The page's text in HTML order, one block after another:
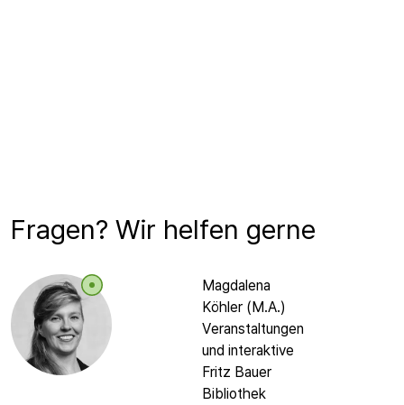
Fragen? Wir helfen gerne
Magdalena
Köhler (M.A.)
Veranstaltungen
und interaktive
Fritz Bauer
Bibliothek